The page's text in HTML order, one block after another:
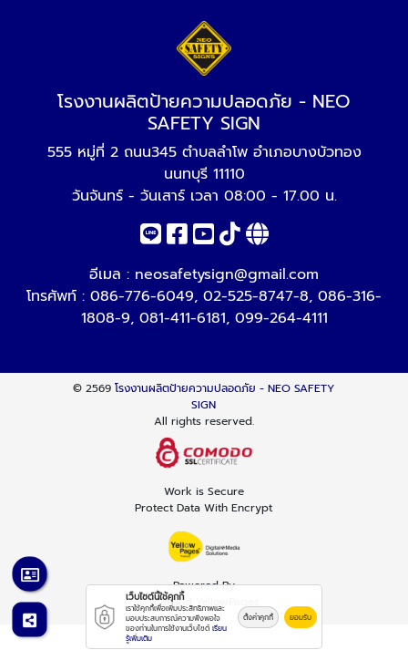
โรงงานผลิตป้ายความปลอดภัย - NEO
SAFETY SIGN
555 หมู่ที่ 2 ถนน345 ตำบลลำโพ อำเภอบางบัวทอง
นนทบุรี 11110
วันจันทร์ - วันเสาร์ เวลา 08:00 - 17.00 น.
อีเมล : neosafetysign@gmail.com
โทรศัพท์ : 086-776-6049, 02-525-8747-8, 086-316-
1808-9, 081-411-6181, 099-264-4111
© 2569โรงงานผลิตป้ายความปลอดภัย - NEO SAFETY
SIGN
All rights reserved.
Work is Secure
Protect Data With Encrypt
Powered By
Thailand YellowPages
เว็บไซต์นี้ใช้คุกกี้
เราใช้คุกกี้เพื่อเพิ่มประสิทธิภาพและ
มอบประสบการณ์ความพึงพอใจ
ของท่านในการใช้งานเว็บไซต์ เรียน
รู้เพิ่มเติม
ตั้งค่าคุกกี้ ยอมรับ